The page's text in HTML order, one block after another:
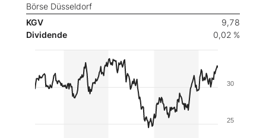
Börse Düsseldorf
KGV
9,78
Dividende
0,02 %
25
30